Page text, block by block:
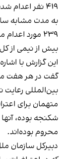
به مدت مشابه
۲۳۹ مورد
بیش از نیمی از
این گزارش با
گفت در هر هفت
بین‌المللی رعایت
متهمان برای
شکنجه بوده،
محروم بوده‌اند.
دبیرکل سازمان